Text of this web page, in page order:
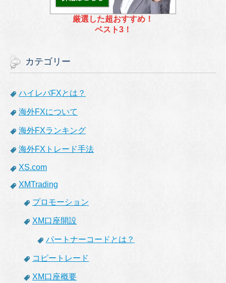
厳選した超おすすめ！
ベスト3！
カテゴリー
ハイレバFXとは？
海外FXについて
海外FXランキング
海外FXトレード手法
XS.com
XMTrading
プロモーション
XM口座開設
パートナーコードとは？
コピートレード
XM口座概要